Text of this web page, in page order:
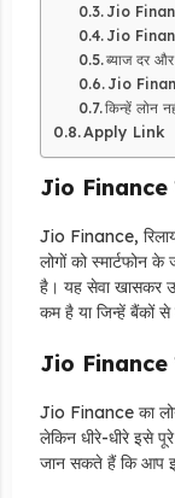
Jio
Jio
ब्याज दर
Jio
किन्हें लोन
Apply Link
Jio Finance
Jio Finance,
लोगों को स्मार्टफोन के
है। यह सेवा खासकर
कम है या जिन्हें बैंकों से
Jio Finance
Jio Finance का
लेकिन धीरे-धीरे इसे
जान सकते हैं कि आप